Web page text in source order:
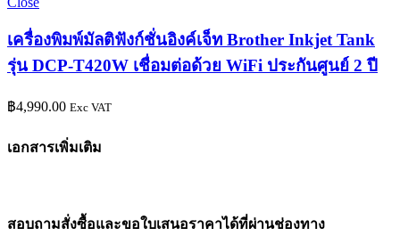
เครื่องพิมพ์มัลติฟังก์ชั่นอิงค์เจ็ท Brother Inkjet Tank
รุ่น DCP-T420W เชื่อมต่อด้วย WiFi ประกันศูนย์ 2 ปี
฿4,990.00 Exc VAT
เอกสารเพิ่มเติม
สอบถามสั่งซื้อและขอใบเสนอราคาได้ที่ผ่านช่องทาง